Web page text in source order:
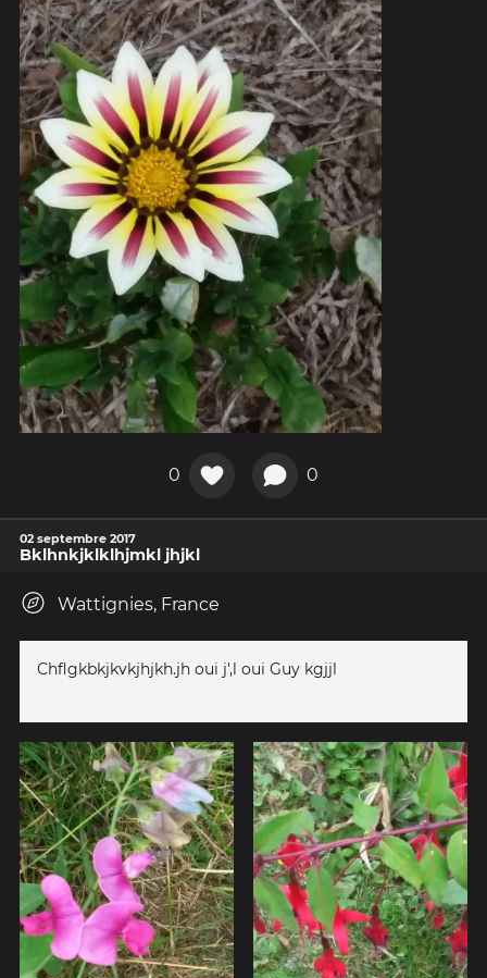
0 0
02 septembre 2017
Bklhnkjklklhjmkl jhjkl
Wattignies, France
Chflgkbkjkvkjhjkh.jh oui j',l oui Guy kgjjl